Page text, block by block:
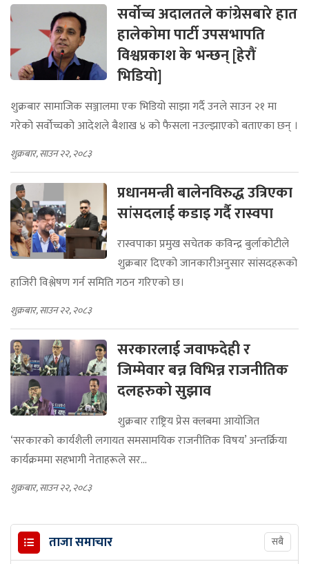
सर्वोच्च अदालतले कांग्रेसबारे हात
हालेकोमा पार्टी उपसभापति
विश्वप्रकाश के भन्छन् [हेरौं
भिडियो]
शुक्रबार सामाजिक सञ्जालमा एक भिडियो साझा गर्दै उनले साउन २१ मा
गरेको सर्वोच्चको आदेशले बैशाख ४ को फैसला नउल्झाएको बताएका छन् ।
शुक्रबार, साउन २२, २०८३
प्रधानमन्त्री बालेनविरुद्ध उत्रिएका
सांसदलाई कडाइ गर्दै रास्वपा
रास्वपाका प्रमुख सचेतक कविन्द्र बुर्लाकोटीले
शुक्रबार दिएको जानकारीअनुसार सांसदहरूको
हाजिरी विश्लेषण गर्न समिति गठन गरिएको छ।
शुक्रबार, साउन २२, २०८३
सरकारलाई जवाफदेही र
जिम्मेवार बन्न विभिन्न राजनीतिक
दलहरुको सुझाव
शुक्रबार राष्ट्रिय प्रेस क्लबमा आयोजित
‘सरकारको कार्यशैली लगायत समसामयिक राजनीतिक विषय’ अन्तर्क्रिया
कार्यक्रममा सहभागी नेताहरूले सर...
शुक्रबार, साउन २२, २०८३
ताजा समाचार सबै